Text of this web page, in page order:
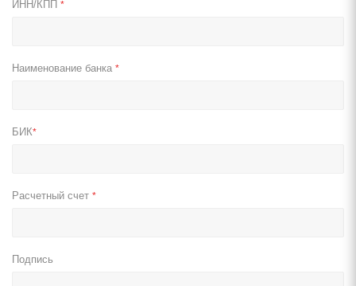
ИНН/КПП *
Наименование банка *
БИК*
Расчетный счет *
Подпись